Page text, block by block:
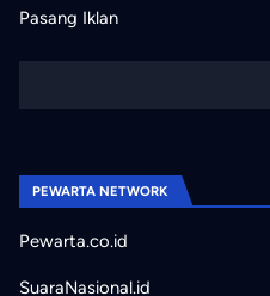
Pasang Iklan
PEWARTA NETWORK
Pewarta.co.id
SuaraNasional.id